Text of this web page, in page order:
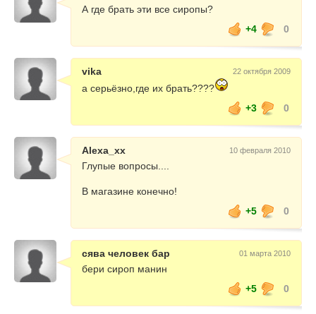
А где брать эти все сиропы?
+4
0
vika 22 октября 2009
а серьёзно,где их брать????
+3
0
Alexa_xx 10 февраля 2010
Глупые вопросы....
В магазине конечно!
+5
0
сява человек бар 01 марта 2010
бери сироп манин
+5
0